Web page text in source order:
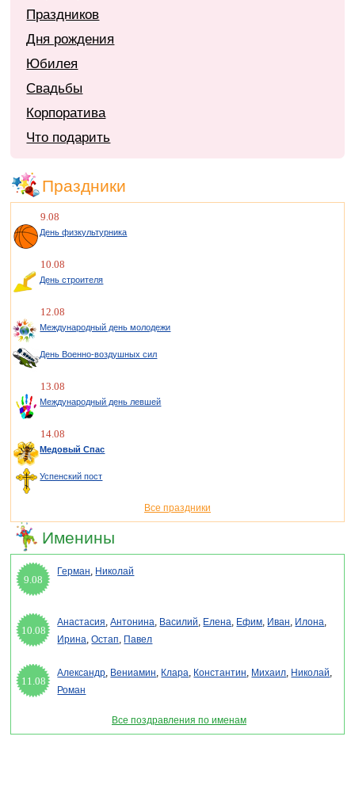
Праздников
Дня рождения
Юбилея
Свадьбы
Корпоратива
Что подарить
Праздники
9.08
День физкультурника
10.08
День строителя
12.08
Международный день молодежи
День Военно-воздушных сил
13.08
Международный день левшей
14.08
Медовый Спас
Успенский пост
Все праздники
Именины
9.08
Герман, Николай
10.08
Анастасия,Антонина, Василий, Елена, Ефим, Иван, Илона,
Ирина,Остап, Павел
11.08
Александр, Вениамин, Клара, Константин, Михаил, Николай,
Роман
Все поздравления по именам